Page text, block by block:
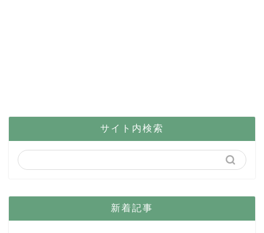
サイト内検索
新着記事